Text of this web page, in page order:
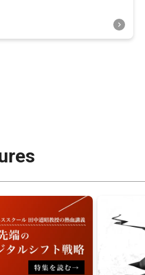
新事情から、日本の薬局